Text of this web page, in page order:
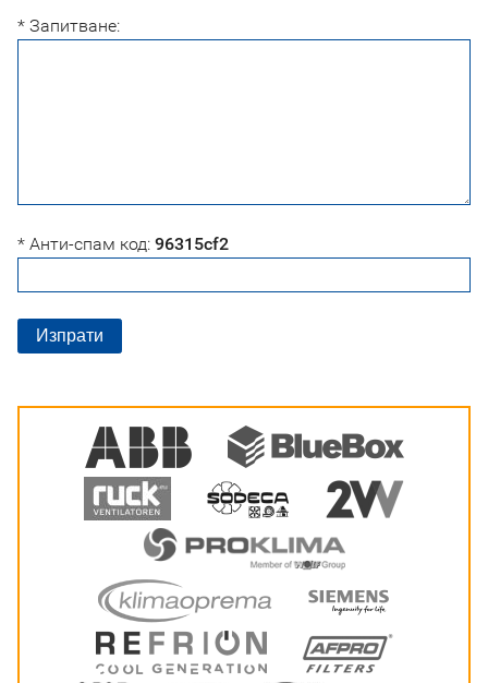
* Запитване:
* Анти-спам код: 96315cf2
Изпрати